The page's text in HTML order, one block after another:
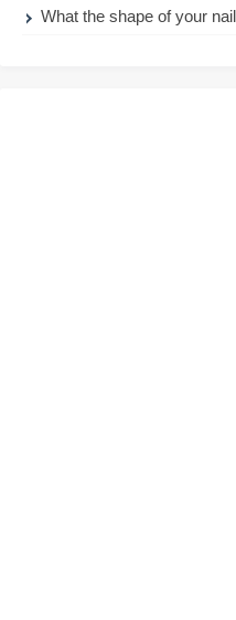
What the shape of your